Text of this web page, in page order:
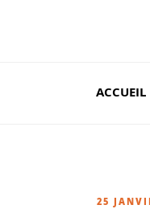
au 02
ACCUEIL
PUBLIÉ
25